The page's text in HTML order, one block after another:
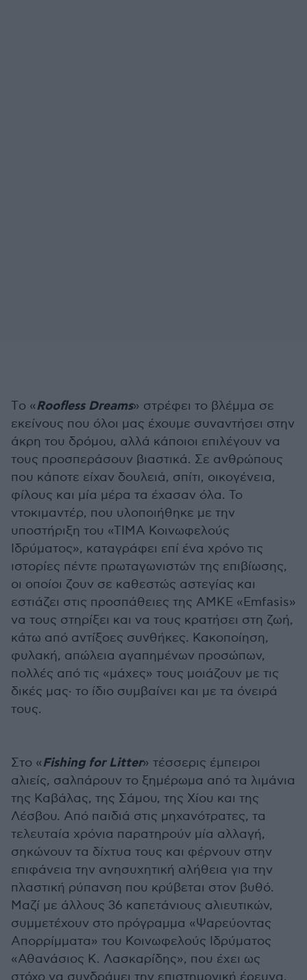
Τo «Roofless Dreams» στρέφει το βλέμμα σε
εκείνους που όλοι μας έχουμε συναντήσει στην
άκρη του δρόμου, αλλά κάποιοι επιλέγουν να
τους προσπεράσουν βιαστικά. Σε ανθρώπους
που κάποτε είχαν δουλειά, σπίτι, οικογένεια,
φίλους και μία μέρα τα έχασαν όλα. Το
ντοκιμαντέρ, που υλοποιήθηκε με την
υποστήριξη του «ΤΙΜΑ Κοινωφελούς
Ιδρύματος», καταγράφει επί ένα χρόνο τις
ιστορίες πέντε πρωταγωνιστών της επιβίωσης,
οι οποίοι ζουν σε καθεστώς αστεγίας και
εστιάζει στις προσπάθειες της ΑΜΚΕ «Emfasis»
να τους στηρίξει και να τους κρατήσει στη ζωή,
κάτω από αντίξοες συνθήκες. Κακοποίηση,
φυλακή, απώλεια αγαπημένων προσώπων,
πολλές από τις «μάχες» τους μοιάζουν με τις
δικές μας· το ίδιο συμβαίνει και με τα όνειρά
τους.
Στο «Fishing for Litter» τέσσερις έμπειροι
αλιείς, σαλπάρουν το ξημέρωμα από τα λιμάνια
της Καβάλας, της Σάμου, της Χίου και της
Λέσβου. Από παιδιά στις μηχανότρατες, τα
τελευταία χρόνια παρατηρούν μία αλλαγή,
σηκώνουν τα δίχτυα τους και φέρνουν στην
επιφάνεια την ανησυχητική αλήθεια για την
πλαστική ρύπανση που κρύβεται στον βυθό.
Μαζί με άλλους 36 καπετάνιους αλιευτικών,
συμμετέχουν στο πρόγραμμα «Ψαρεύοντας
Απορρίμματα» του Κοινωφελούς Ιδρύματος
«Αθανάσιος Κ. Λασκαρίδης», που έχει ως